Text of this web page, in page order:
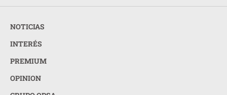
NOTICIAS
INTERÉS
PREMIUM
OPINION